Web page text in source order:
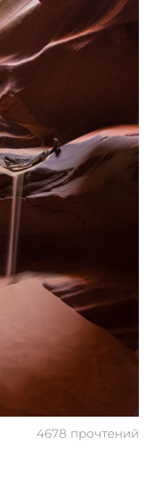
4678 прочтений